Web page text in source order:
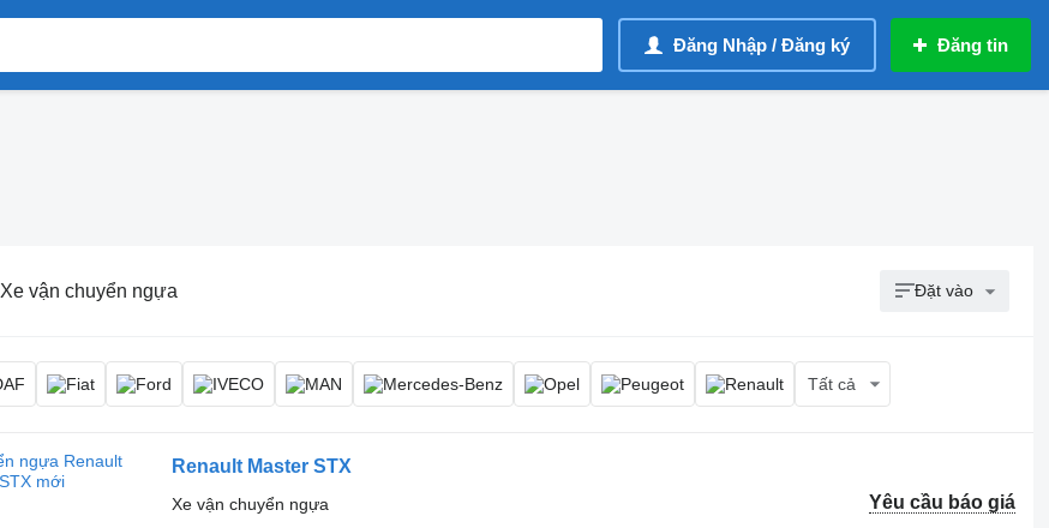
Đăng Nhập / Đăng ký Đăng tin
Xe vận chuyển ngựa Đặt vào
Tất cả
Renault Master STX
Yêu cầu báo giá
Xe vận chuyển ngựa